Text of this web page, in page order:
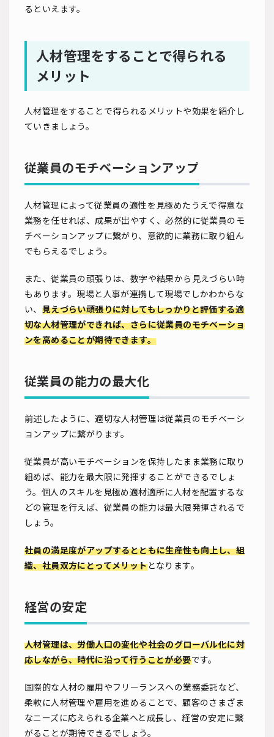
るといえます。
人材管理をすることで得られる
メリット
人材管理をすることで得られるメリットや効果を紹介し
ていきましょう。
従業員のモチベーションアップ
人材管理によって従業員の適性を見極めたうえで得意な
業務を任せれば、成果が出やすく、必然的に従業員のモ
チベーションアップに繋がり、意欲的に業務に取り組ん
でもらえるでしょう。
また、従業員の頑張りは、数字や結果から見えづらい時
もあります。現場と人事が連携して現場でしかわからな
い、 見えづらい頑張りに対してもしっかりと評価する適
切な人材管理ができれば、さらに従業員のモチベーショ
ンを高めることが期待できます。
従業員の能力の最大化
前述したように、適切な人材管理は従業員のモチベーシ
ョンアップに繋がります。
従業員が高いモチベーションを保持したまま業務に取り
組めば、能力を最大限に発揮することができるでしょ
う。個人のスキルを見極め適材適所に人材を配置するな
どの管理を行えば、従業員の能力は最大限発揮されるで
しょう。
社員の満足度がアップするとともに生産性も向上し、組
織、社員双方にとってメリットとなります。
経営の安定
人材管理は、労働人口の変化や社会のグローバル化に対
応しながら、時代に沿って行うことが必要です。
国際的な人材の雇用やフリーランスへの業務委託など、
柔軟に人材管理や雇用を進めることで、顧客のさまざま
なニーズに応えられる企業へと成長し、経営の安定に繋
がることが期待できるでしょう。